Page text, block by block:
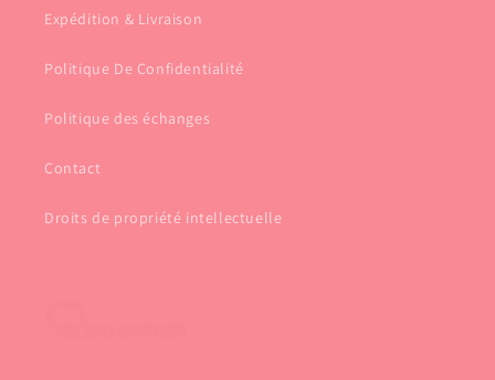
Expédition & Livraison
Politique De Confidentialité
Politique des échanges
Contact
Droits de propriété intellectuelle